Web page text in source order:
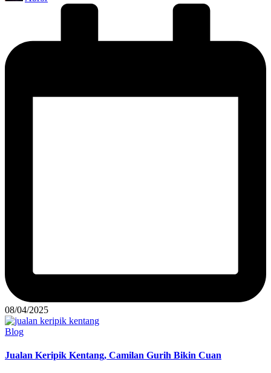
08/04/2025
Posted
Blog
Jualan Keripik Kentang, Camilan Gurih Bikin Cuan